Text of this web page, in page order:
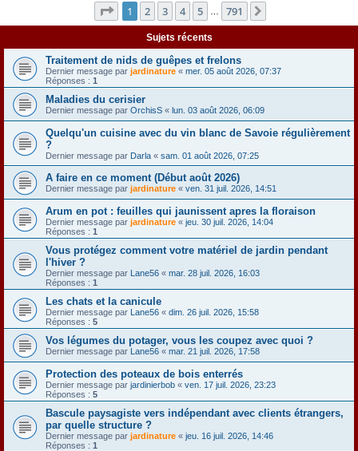
Page 1sur791
1 2 3 4 5 791
Sujets récents
Traitement de nids de guêpes et frelons
Dernier message par jardinature « mer. 05 août 2026, 07:37
Réponses : 1
Maladies du cerisier
Dernier message par OrchisS « lun. 03 août 2026, 06:09
Quelqu'un cuisine avec du vin blanc de Savoie régulièrement
?
Dernier message par Darla « sam. 01 août 2026, 07:25
A faire en ce moment (Début août 2026)
Dernier message par jardinature « ven. 31 juil. 2026, 14:51
Arum en pot : feuilles qui jaunissent apres la floraison
Dernier message par jardinature « jeu. 30 juil. 2026, 14:04
Réponses : 1
Vous protégez comment votre matériel de jardin pendant
l'hiver ?
Dernier message par Lane56 « mar. 28 juil. 2026, 16:03
Réponses : 1
Les chats et la canicule
Dernier message par Lane56 « dim. 26 juil. 2026, 15:58
Réponses : 5
Vos légumes du potager, vous les coupez avec quoi ?
Dernier message par Lane56 « mar. 21 juil. 2026, 17:58
Protection des poteaux de bois enterrés
Dernier message par jardinierbob « ven. 17 juil. 2026, 23:23
Réponses : 5
Bascule paysagiste vers indépendant avec clients étrangers,
par quelle structure ?
Dernier message par jardinature « jeu. 16 juil. 2026, 14:46
Réponses : 1